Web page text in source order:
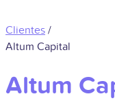
Clientes /
Altum Capital
Altum